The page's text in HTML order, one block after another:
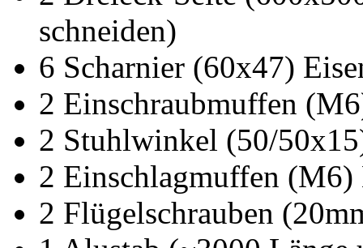
schneiden)
6 Scharnier (60x47)
2 Einschraubmuffen
2 Stuhlwinkel (50/
2 Einschlagmuffen (M6)
2 Flügelschrauben